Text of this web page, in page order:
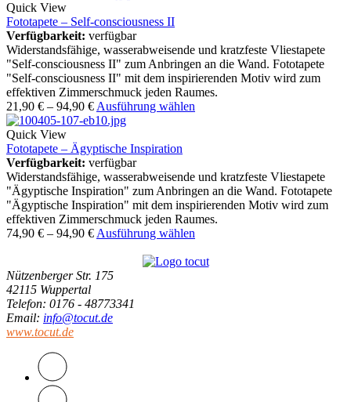
Quick View
Fototapete – Self-consciousness II
Verfügbarkeit: verfügbar
Widerstandsfähige, wasserabweisende und kratzfeste Vliestapete
"Self-consciousness II" zum Anbringen an die Wand. Fototapete
"Self-consciousness II" mit dem inspirierenden Motiv wird zum
effektiven Zimmerschmuck jeden Raumes.
21,90 € – 94,90 € Ausführung wählen
Quick View
Fototapete – Ägyptische Inspiration
Verfügbarkeit: verfügbar
Widerstandsfähige, wasserabweisende und kratzfeste Vliestapete
"Ägyptische Inspiration" zum Anbringen an die Wand. Fototapete
"Ägyptische Inspiration" mit dem inspirierenden Motiv wird zum
effektiven Zimmerschmuck jeden Raumes.
74,90 € – 94,90 € Ausführung wählen
Nützenberger Str. 175
42115 Wuppertal
Telefon: 0176 - 48773341
Email: info@tocut.de
www.tocut.de